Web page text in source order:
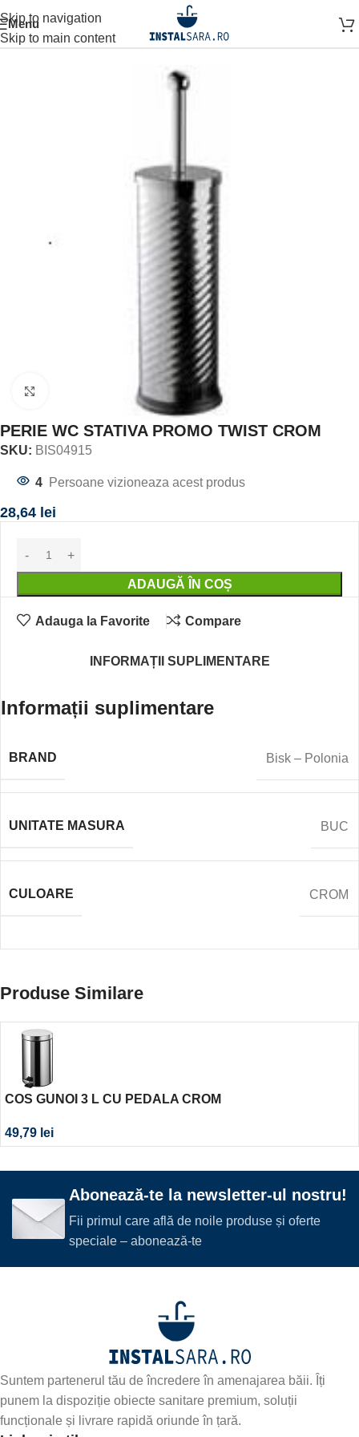
Skip to navigation
Skip to main content
Menu
Prima pagină ACCESORII BAIE ACCESORIU STATIV
PERIE WC STATIVA PROMO TWIST CROM
SKU: BIS04915
4 Persoane vizioneaza acest produs
28,64 lei
ADAUGĂ ÎN COȘ
Adauga la Favorite Compare
INFORMAȚII SUPLIMENTARE
Informații suplimentare
BRAND Bisk – Polonia
UNITATE MASURA BUC
CULOARE CROM
Produse Similare
COS GUNOI 3 L CU PEDALA CROM
49,79 lei
Abonează-te la newsletter-ul nostru!
Fii primul care află de noile produse și oferte
speciale – abonează-te
Suntem partenerul tău de încredere în amenajarea băii. Îți
punem la dispoziție obiecte sanitare premium, soluții
funcționale și livrare rapidă oriunde în țară.